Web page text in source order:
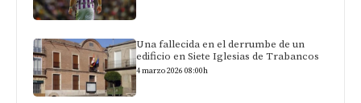
Una fallecida en el derrumbe de un
edificio en Siete Iglesias de Trabancos
4 marzo 2026 08:00h